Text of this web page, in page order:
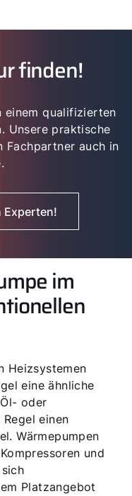
finden!
einem qualifizierten
Unsere praktische
Fachpartner auch in
Experten!
im
Heizsystemen
eine ähnliche
oder
einen
Wärmepumpen
und
Platzangebot